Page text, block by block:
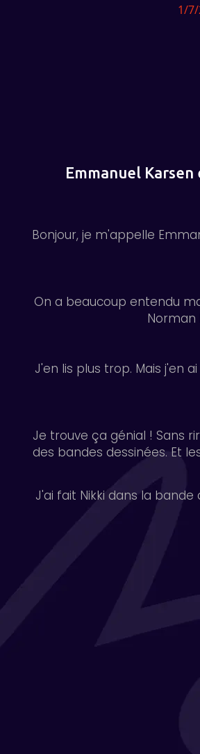
1/
Emmanuel
Bonjour, je m'appelle
On a beaucoup entendu
Norman
J'en lis plus trop. Mais j'en
Je trouve ça génial ! Sans
des bandes dessinées. Et
J'ai fait Nikki dans la